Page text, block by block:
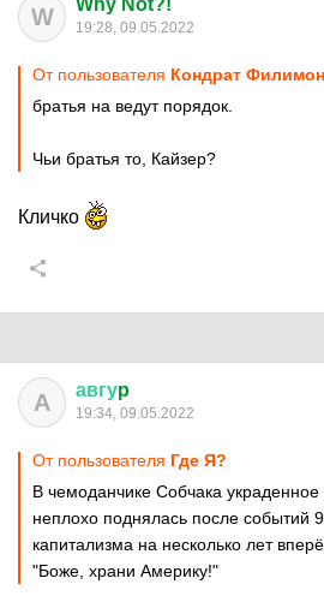
W Why Not?!
19:28, 09.05.2022
От пользователя Кондрат
братья на ведут порядок.
Чьи братья то, Кайзер?
Кличко
А авгуp
19:34, 09.05.2022
От пользователя Где Я?
В чемоданчике Собчака украденное
неплохо поднялась после событий
капитализма на несколько лет
"Боже, храни Америку!"